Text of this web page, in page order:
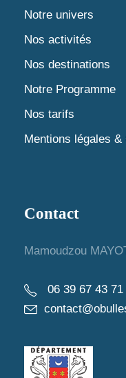
Notre univers
Nos activités
Nos destinations
Notre Programme
Nos tarifs
Mentions légales &
Contact
Mamoudzou
06 39 67 43 71